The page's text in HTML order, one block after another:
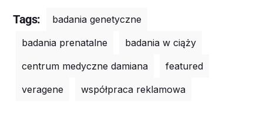
Tags:
badania genetyczne
badania prenatalne
badania w ciąży
centrum medyczne damiana
featured
veragene
współpraca reklamowa